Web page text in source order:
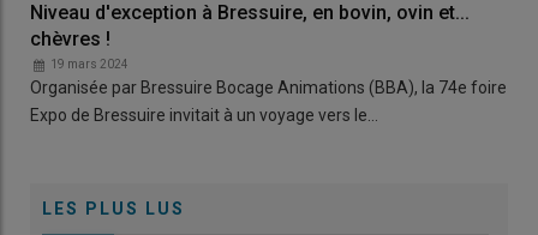
Niveau d'exception à Bressuire, en bovin, ovin et...
chèvres !
19 mars 2024
Organisée par Bressuire Bocage Animations (BBA), la 74e foire
Expo de Bressuire invitait à un voyage vers le…
LES PLUS LUS